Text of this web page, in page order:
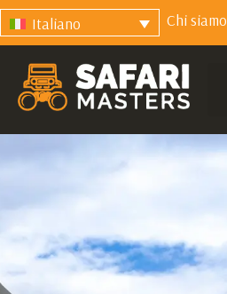
Italiano Chi siamo